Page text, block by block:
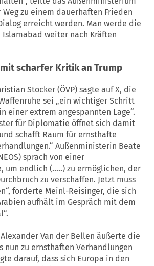
Weg zu einem dauerhaften Frieden
erreicht werden. Man werde die
weiter nach Kräften
scharfer Kritik an Trump
Stocker (ÖVP) sagte auf X, die
sei „ein wichtiger Schritt
einer extrem angespannten Lage“.
für Diplomatie öffnet sich damit
schafft Raum für ernsthafte
Außenministerin Beate
sprach von einer
um endlich (.....) zu ermöglichen, der
zu verschaffen. Jetzt muss
forderte Meinl-Reisinger, die sich
aufhält im Gespräch mit dem
Van der Bellen äußerte die
nun zu ernsthaften Verhandlungen
darauf, dass sich Europa in den